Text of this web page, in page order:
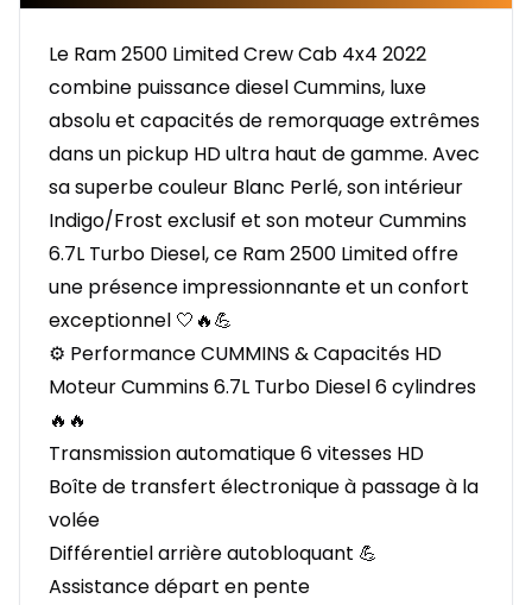
Le Ram 2500 Limited Crew Cab 4x4 2022
combine puissance diesel Cummins, luxe
absolu et capacités de remorquage extrêmes
dans un pickup HD ultra haut de gamme. Avec
sa superbe couleur Blanc Perlé, son intérieur
Indigo/Frost exclusif et son moteur Cummins
6.7L Turbo Diesel, ce Ram 2500 Limited offre
une présence impressionnante et un confort
exceptionnel 🤍🔥💪
⚙️ Performance CUMMINS & Capacités HD
Moteur Cummins 6.7L Turbo Diesel 6 cylindres
🔥🔥
Transmission automatique 6 vitesses HD
Boîte de transfert électronique à passage à la
volée
Différentiel arrière autobloquant 💪
Assistance départ en pente